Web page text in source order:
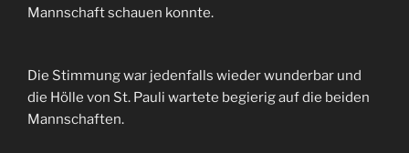
Mannschaft schauen konnte.
Die Stimmung war jedenfalls wieder wunderbar und
die Hölle von St. Pauli wartete begierig auf die beiden
Mannschaften.